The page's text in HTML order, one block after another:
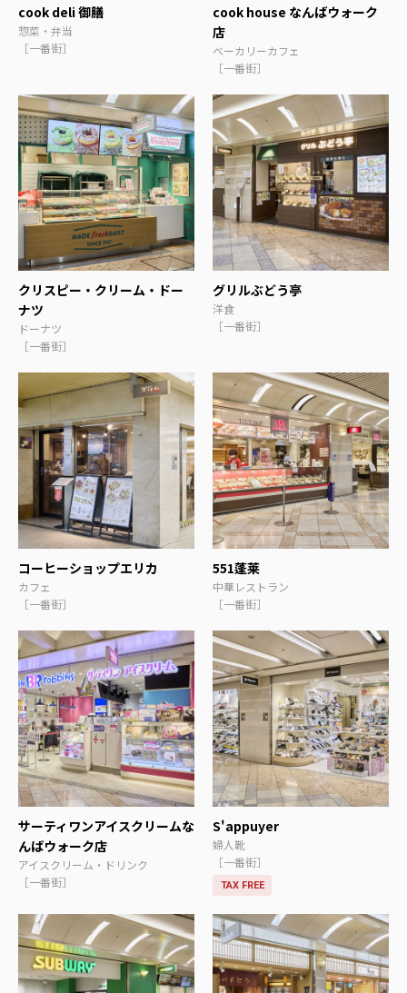
cook deli 御膳
惣菜・弁当
［一番街］
cook house なんばウォーク
店
ベーカリーカフェ
［一番街］
クリスピー・クリーム・ドー
ナツ
ドーナツ
［一番街］
グリルぶどう亭
洋食
［一番街］
コーヒーショップエリカ
カフェ
［一番街］
551蓬莱
中華レストラン
［一番街］
サーティワンアイスクリームな
んばウォーク店
アイスクリーム・ドリンク
［一番街］
S'appuyer
婦人靴
［一番街］
TAX FREE